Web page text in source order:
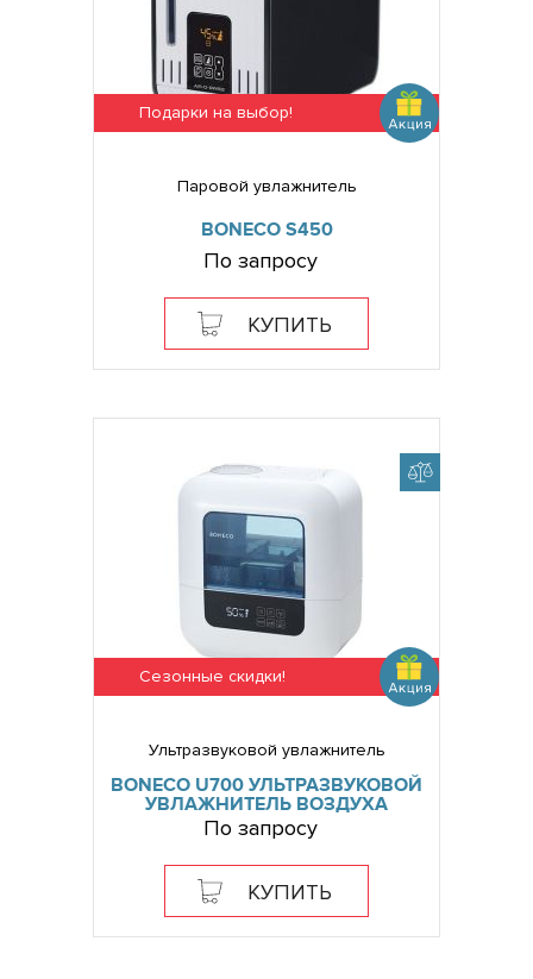
Подарки на выбор!
Паровой увлажнитель
BONECO S450
По запросу
КУПИТЬ
Сезонные скидки!
Ультразвуковой увлажнитель
BONECO U700 УЛЬТРАЗВУКОВОЙ
УВЛАЖНИТЕЛЬ ВОЗДУХА
По запросу
КУПИТЬ